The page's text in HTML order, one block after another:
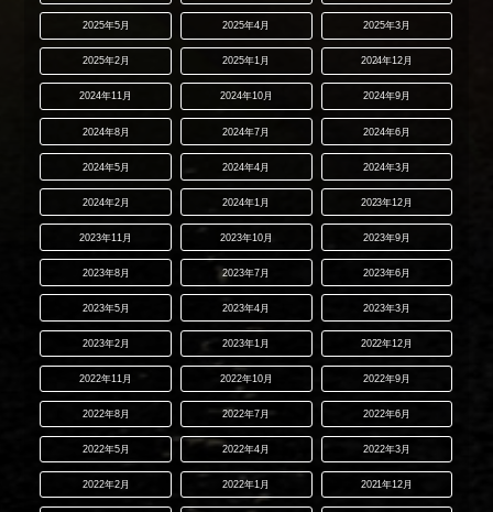
2025年5月 2025年4月 2025年3月
2025年2月 2025年1月 2024年12月
2024年11月 2024年10月 2024年9月
2024年8月 2024年7月 2024年6月
2024年5月 2024年4月 2024年3月
2024年2月 2024年1月 2023年12月
2023年11月 2023年10月 2023年9月
2023年8月 2023年7月 2023年6月
2023年5月 2023年4月 2023年3月
2023年2月 2023年1月 2022年12月
2022年11月 2022年10月 2022年9月
2022年8月 2022年7月 2022年6月
2022年5月 2022年4月 2022年3月
2022年2月 2022年1月 2021年12月